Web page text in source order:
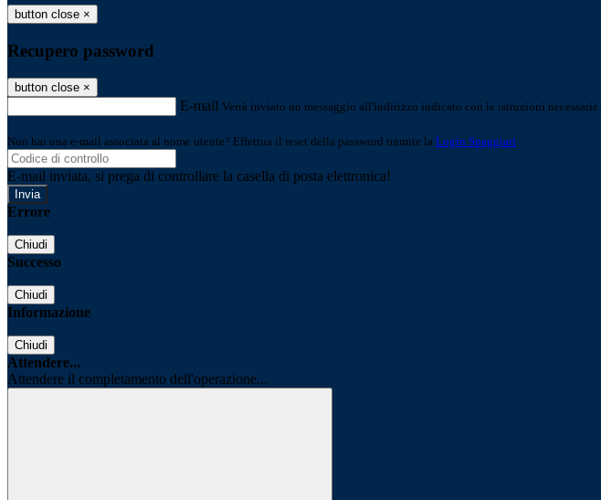
button close ×
Recupero password
button close ×
E-mail Verrà inviato un messaggio all'indirizzo indicato con le istruzioni necessarie.
Non hai una e-mail associata al nome utente? Effettua il reset della password tramite la Login Spaggiari
E-mail inviata, si prega di controllare la casella di posta elettronica!
Errore
Chiudi
Successo
Chiudi
Informazione
Chiudi
Attendere...
Attendere il completamento dell'operazione...